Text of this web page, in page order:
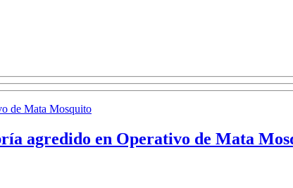
agredido en Operativo de Mata